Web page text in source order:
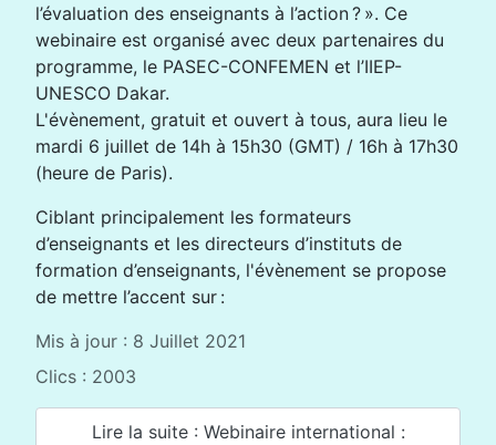
l’évaluation des enseignants à l’action ? ». Ce
webinaire est organisé avec deux partenaires du
programme, le PASEC-CONFEMEN et l’IIEP-
UNESCO Dakar.
L'évènement, gratuit et ouvert à tous, aura lieu le
mardi 6 juillet de 14h à 15h30 (GMT) / 16h à 17h30
(heure de Paris).
Ciblant principalement les formateurs
d’enseignants et les directeurs d’instituts de
formation d’enseignants, l'évènement se propose
de mettre l’accent sur :
Mis à jour : 8 Juillet 2021
Clics : 2003
Lire la suite : Webinaire international :